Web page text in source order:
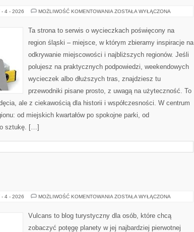
- 4 - 2026 MOŻLIWOŚĆ KOMENTOWANIA CHORZÓW
ZOSTAŁA WYŁĄCZONA
Ta strona to serwis o wycieczkach poświęcony na
region śląski – miejsce, w którym zbieramy inspiracje na
odkrywanie miejscowości i najbliższych regionów. Jeśli
polujesz na praktycznych podpowiedzi, weekendowych
wycieczek albo dłuższych tras, znajdziesz tu
przewodniki pisane prosto, z uwagą na użyteczność. To
ale z ciekawością dla historii i współczesności. W centrum
od miejskich kwartałów po spokojne parki, od
sztukę. […]
- 4 - 2026 MOŻLIWOŚĆ KOMENTOWANIA PUSTYNIE
ZOSTAŁA WYŁĄCZONA
Vulcans to blog turystyczny dla osób, które chcą
zobaczyć potęgę planety w jej najbardziej pierwotnej